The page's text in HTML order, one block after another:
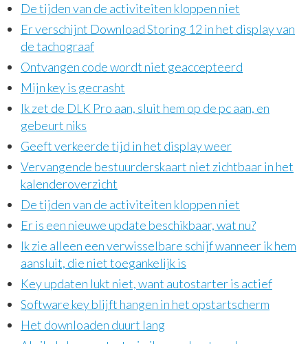
De tijden van de activiteiten kloppen niet
Er verschijnt Download Storing 12 in het display van
de tachograaf
Ontvangen code wordt niet geaccepteerd
Mijn key is gecrasht
Ik zet de DLK Pro aan, sluit hem op de pc aan, en
gebeurt niks
Geeft verkeerde tijd in het display weer
Vervangende bestuurderskaart niet zichtbaar in het
kalenderoverzicht
De tijden van de activiteiten kloppen niet
Er is een nieuwe update beschikbaar, wat nu?
Ik zie alleen een verwisselbare schijf wanneer ik hem
aansluit, die niet toegankelijk is
Key updaten lukt niet, want autostarter is actief
Software key blijft hangen in het opstartscherm
Het downloaden duurt lang